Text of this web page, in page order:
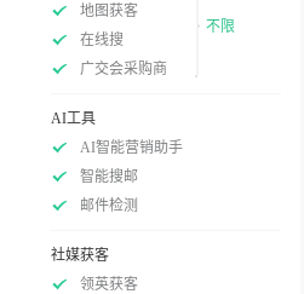
地图获客
在线搜
广交会采购商
不限
AI工具
AI智能营销助手
智能搜邮
邮件检测
社媒获客
领英获客